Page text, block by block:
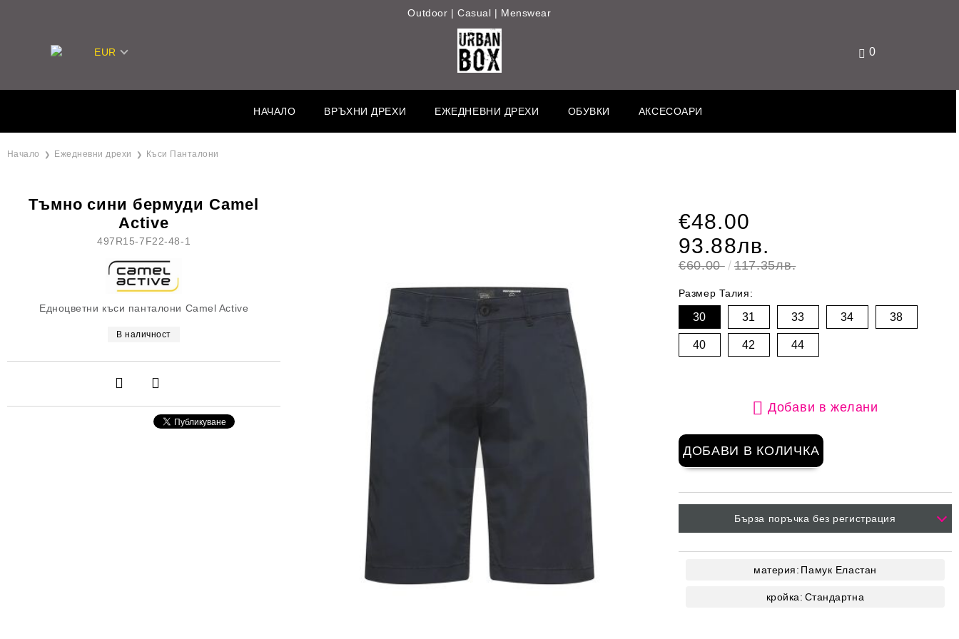
Outdoor | Casual | Menswear
EUR 0
НАЧАЛО ВРЪХНИ ДРЕХИ ЕЖЕДНЕВНИ ДРЕХИ ОБУВКИ АКСЕСОАРИ
Начало Ежедневни дрехи Къси Панталони
Тъмно сини бермуди Camel
Active
497R15-7F22-48-1
Едноцветни къси панталони Camel Active
В наличност
€48.00
93.88лв.
€60.00 117.35лв.
Размер Талия:
30 31 33 34 38
40 42 44
Добави в желани
Бърза поръчка без регистрация
материя: Памук Еластан
кройка: Стандартна